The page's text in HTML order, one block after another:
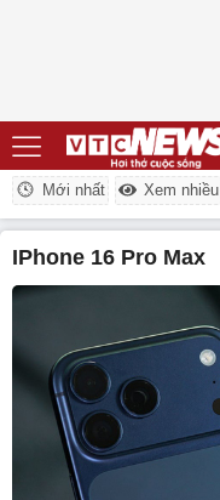
Mới nhất Xem nhiều
iPhone 16 Pro Max